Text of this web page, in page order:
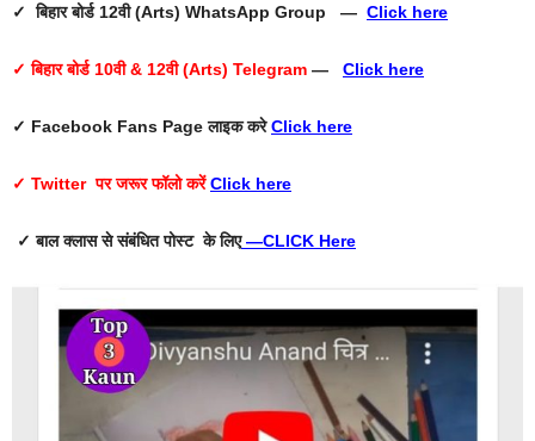
✓ बिहार बोर्ड 12वी (Arts) WhatsApp Group — Click here
✓ बिहार बोर्ड 10वी & 12वी (Arts) Telegram — Click here
✓ Facebook Fans Page लाइक करेClick here
✓ Twitter पर जरूर फॉलो करें Click here
✓ बाल क्लास से संबंधित पोस्ट के लिए—CLICK Here